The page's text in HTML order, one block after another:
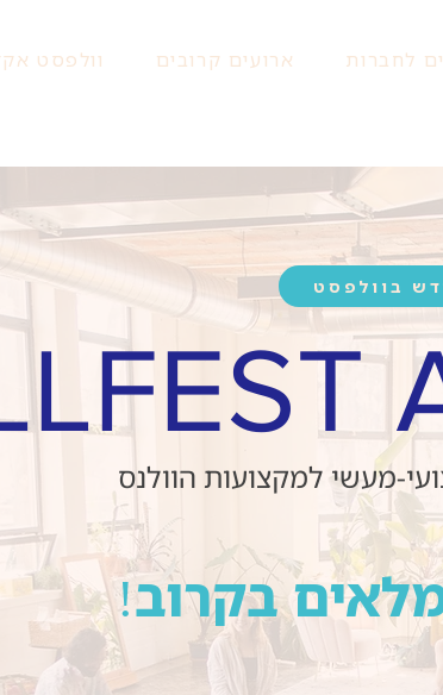
לחברות ארועים קרובים וולפסט
בוולפסט
מעשי למקצועות הוולנס
בקרוב!